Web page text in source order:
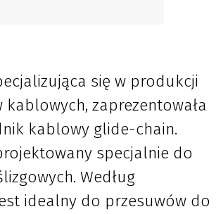
się w produkcji
zaprezentowała
kablowy glide-chain.
specjalnie do
Według
idealny do przesuwów do